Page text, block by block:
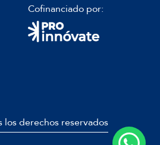
Cofinanciado por:
los derechos reservados